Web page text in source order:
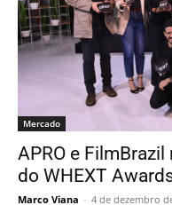
Mercado
APRO e
do WHEXT
Marco Viana - 4 de dezembro